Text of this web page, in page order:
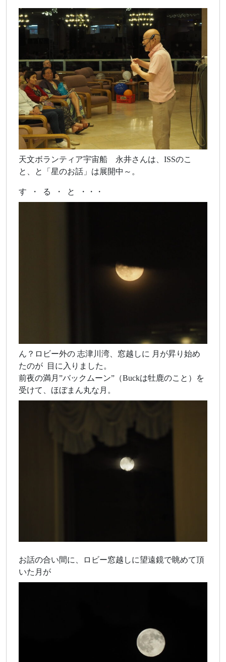
天文ボランティア宇宙船 永井さんは、ISSのこ
と、と「星のお話」は展開中～。
す ・ る ・ と ・・・
ん？ロビー外の 志津川湾、窓越しに 月が昇り始め
たのが 目に入りました。
前夜の満月”バックムーン”（Buckは牡鹿のこと）を
受けて、ほぼまん丸な月。
お話の合い間に、ロビー窓越しに望遠鏡で眺めて頂
いた月が